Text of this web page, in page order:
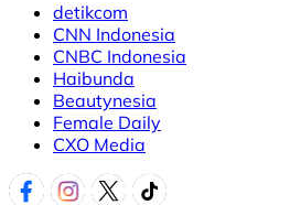
detikcom
CNN Indonesia
CNBC Indonesia
Haibunda
Beautynesia
Female Daily
CXO Media